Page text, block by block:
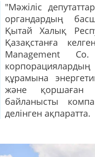
"Мәжіліс
органдардың
Қытай Халық
Қазақстанға
Management
құрамына
және қоршаған
байланысты
делінген ақпаратта.